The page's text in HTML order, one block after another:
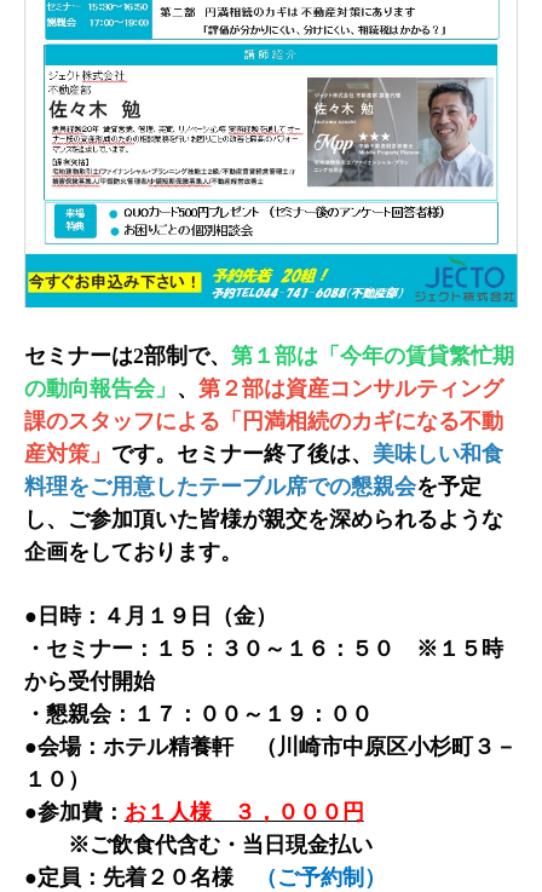
セミナーは2部制で、 第１部は「今年の賃貸繁忙期
の動向報告会」 、 第２部は資産コンサルティング
課のスタッフによる「円満相続のカギになる不動
産対策」 です。セミナー終了後は、 美味しい和食
料理をご用意したテーブル席での懇親会を予定
し、ご参加頂いた皆様が親交を深められるような
企画をしております。
●日時：４月１９日（金）
・セミナー：１５：３０～１６：５０ ※１５時
から受付開始
・懇親会：１７：００～１９：００
●会場：ホテル精養軒 （川崎市中原区小杉町３－
１０）
●参加費： お１人様 ３，０００円
※ご飲食代含む・当日現金払い
●定員：先着２０名様
（ご予約制）